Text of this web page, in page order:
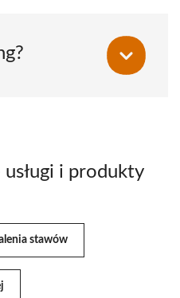
i produkty
stawów